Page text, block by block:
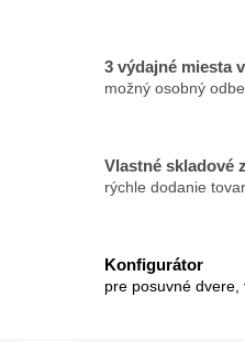
3 výdajné miesta
možný osobný
Vlastné skladové
rýchle dodanie
Konfigurátor
pre posuvné dvere,